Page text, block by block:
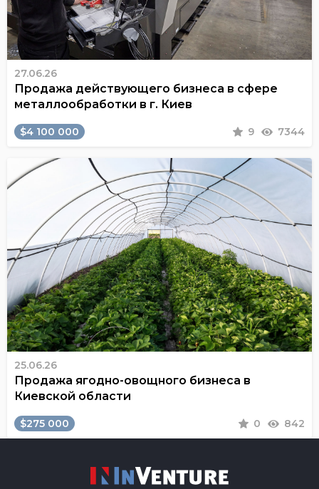
27.06.26
Продажа действующего бизнеса в сфере
металлообработки в г. Киев
$4 100 000 9 7344
25.06.26
Продажа ягодно-овощного бизнеса в
Киевской области
$275 000 0 842